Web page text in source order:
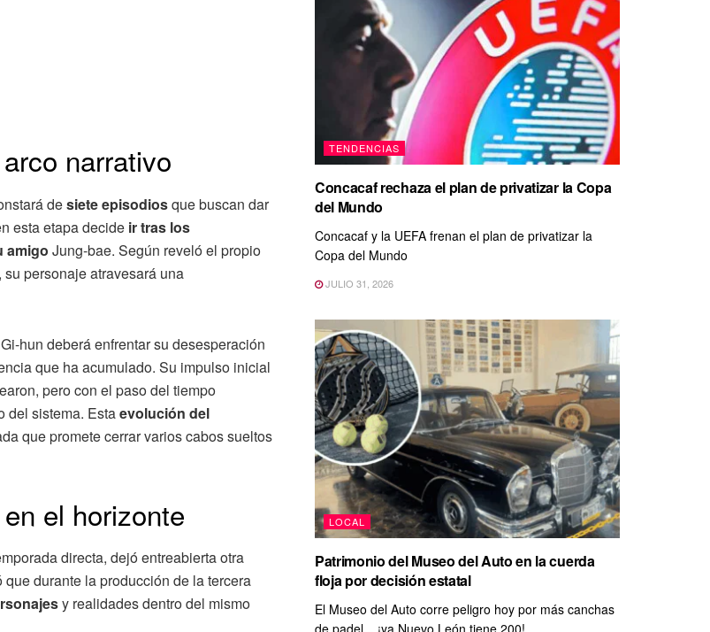
narrativo
desiete episodiosque buscan dar
esta etapa decide ir tras los
amigo Jung-bae. Según reveló el propio
personaje atravesará una
hun deberá enfrentar su desesperación
que ha acumulado. Su impulso inicial
pero con el paso del tiempo
del sistema. Estaevolución del
que promete cerrar varios cabos sueltos
el horizonte
directa, dejó entreabierta otra
que durante la producción de la tercera
y realidades dentro del mismo
TENDENCIAS
Concacaf rechaza el plan de privatizar la Copa
del Mundo
Concacaf y la UEFA frenan el plan de privatizar la
Copa del Mundo
JULIO 31, 2026
LOCAL
Patrimonio del Museo del Auto en la cuerda
floja por decisión estatal
El Museo del Auto corre peligro hoy por más canchas